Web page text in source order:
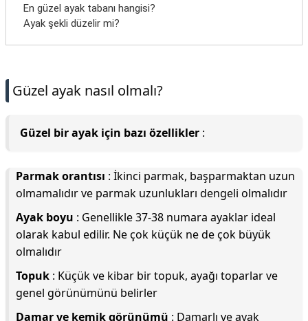
En güzel ayak tabanı hangisi?
Ayak şekli düzelir mi?
Güzel ayak nasıl olmalı?
Güzel bir ayak için bazı özellikler :
Parmak orantısı : İkinci parmak, başparmaktan uzun
olmamalıdır ve parmak uzunlukları dengeli olmalıdır
Ayak boyu : Genellikle 37-38 numara ayaklar ideal
olarak kabul edilir. Ne çok küçük ne de çok büyük
olmalıdır
Topuk : Küçük ve kibar bir topuk, ayağı toparlar ve
genel görünümünü belirler
Damar ve kemik görünümü : Damarlı ve ayak